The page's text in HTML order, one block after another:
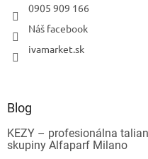
0905 909 166
Náš facebook
ivamarket.sk
Blog
KEZY – profesionálna
skupiny Alfaparf Milano